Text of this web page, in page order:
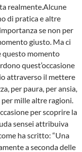
realmente.Alcune
di pratica e altre
se non per
giusto. Ma ci
questo momento
quest’occasione
attraverso il mettere
per paura, per ansia,
mille altre ragioni.
per scoprire la
sensei attribuiva
ha scritto: “Una
a seconda delle